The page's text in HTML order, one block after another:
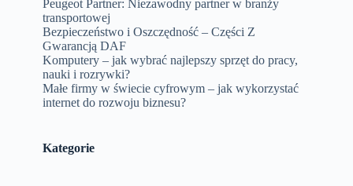
Peugeot Partner: Niezawodny partner w branży
transportowej
Bezpieczeństwo i Oszczędność – Części Z
Gwarancją DAF
Komputery – jak wybrać najlepszy sprzęt do pracy,
nauki i rozrywki?
Małe firmy w świecie cyfrowym – jak wykorzystać
internet do rozwoju biznesu?
Kategorie